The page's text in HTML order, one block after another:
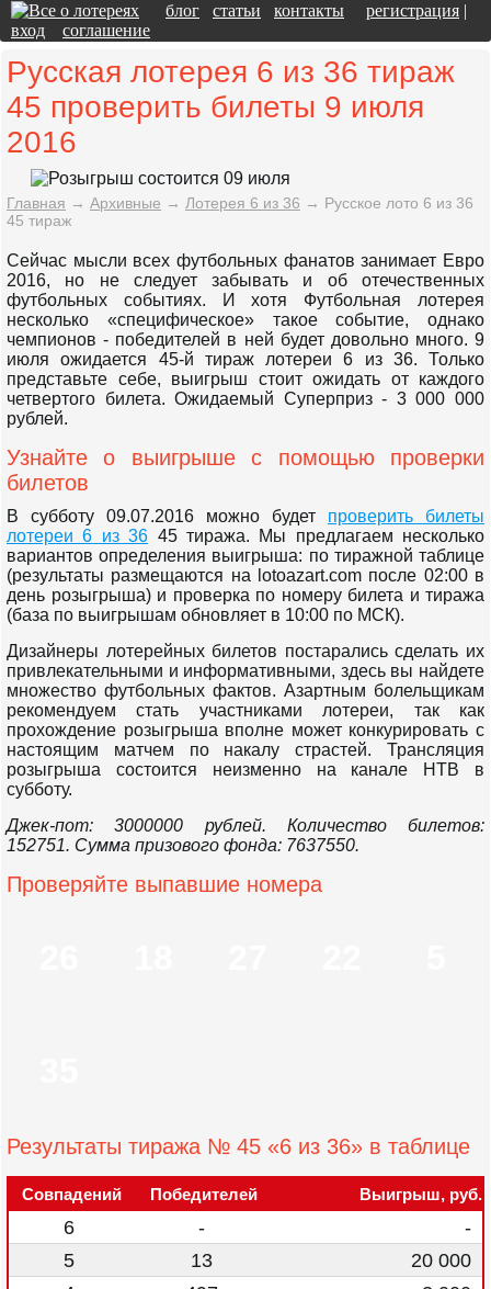
блог статьи контакты регистрация |
вход
соглашение
Русская лотерея 6 из 36 тираж
45 проверить билеты 9 июля
2016
Главная → Архивные → Лотерея 6 из 36 → Русское лото 6 из 36
45 тираж
Сейчас мысли всех футбольных фанатов занимает Евро
2016, но не следует забывать и об отечественных
футбольных событиях. И хотя Футбольная лотерея
несколько «специфическое» такое событие, однако
чемпионов - победителей в ней будет довольно много. 9
июля ожидается 45-й тираж лотереи 6 из 36. Только
представьте себе, выигрыш стоит ожидать от каждого
четвертого билета. Ожидаемый Суперприз - 3 000 000
рублей.
Узнайте о выигрыше с помощью проверки
билетов
В субботу 09.07.2016 можно будет проверить билеты
лотереи 6 из 36 45 тиража. Мы предлагаем несколько
вариантов определения выигрыша: по тиражной таблице
(результаты размещаются на lotoazart.com после 02:00 в
день розыгрыша) и проверка по номеру билета и тиража
(база по выигрышам обновляет в 10:00 по МСК).
Дизайнеры лотерейных билетов постарались сделать их
привлекательными и информативными, здесь вы найдете
множество футбольных фактов. Азартным болельщикам
рекомендуем стать участниками лотереи, так как
прохождение розыгрыша вполне может конкурировать с
настоящим матчем по накалу страстей. Трансляция
розыгрыша состоится неизменно на канале НТВ в
субботу.
Джек-пот: 3000000 рублей. Количество билетов:
152751. Сумма призового фонда: 7637550.
Проверяйте выпавшие номера
Результаты тиража № 45 «6 из 36» в таблице
Совпадений Победителей Выигрыш, руб.
6 -
-
5
13
20 000